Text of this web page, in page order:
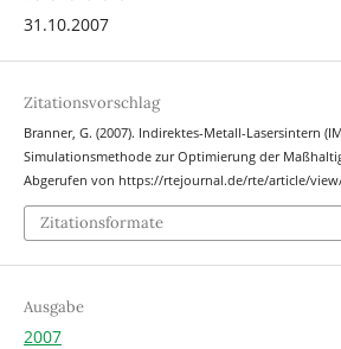
31.10.2007
Zitationsvorschlag
Branner, G. (2007). Indirektes-Metall-Lasersintern
Simulationsmethode zur Optimierung der
Abgerufen von https://rtejournal.de/rte/article/view/
Zitationsformate
Ausgabe
2007